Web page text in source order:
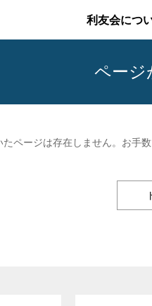
利友会につ
ページ
たページは存在しません。お手